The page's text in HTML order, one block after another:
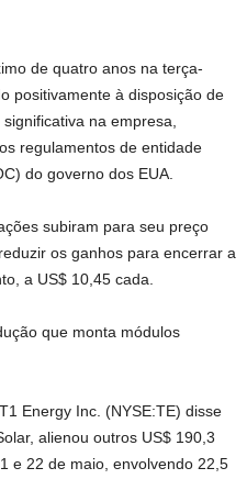
de quatro anos na terça-
positivamente à disposição de
na empresa,
regulamentos de entidade
do governo dos EUA.
subiram para seu preço
os ganhos para encerrar a
a US$ 10,45 cada.
que monta módulos
Energy Inc. (NYSE:TE) disse
alienou outros US$ 190,3
e 22 de maio, envolvendo 22,5